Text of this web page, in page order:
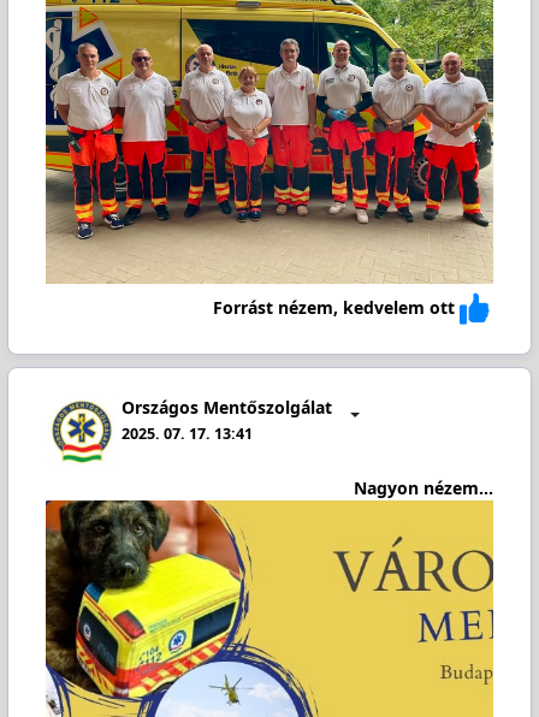
Forrást nézem, kedvelem ott
Országos Mentőszolgálat
2025. 07. 17. 13:41
Nagyon nézem...